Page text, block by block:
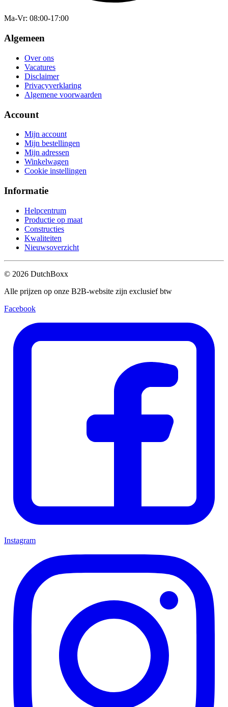
Ma-Vr: 08:00-17:00
Algemeen
Over ons
Vacatures
Disclaimer
Privacyverklaring
Algemene voorwaarden
Account
Mijn account
Mijn bestellingen
Mijn adressen
Winkelwagen
Cookie instellingen
Informatie
Helpcentrum
Productie op maat
Constructies
Kwaliteiten
Nieuwsoverzicht
© 2026 DutchBoxx
Alle prijzen op onze B2B-website zijn exclusief btw
Facebook
Instagram